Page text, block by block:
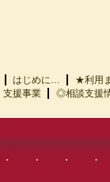
はじめに… ★利用
支援事業
◎相談支援